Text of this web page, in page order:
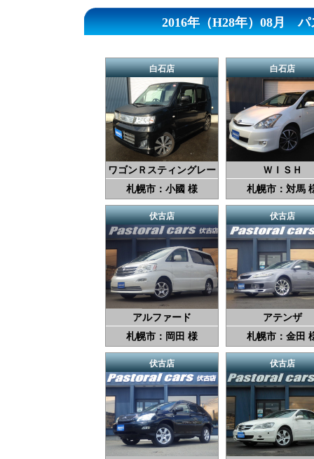
2016年（H28年）08月 パ
白石店
ワゴンＲスティングレー
札幌市：小國 様
白石店
ＷＩＳＨ
札幌市：対馬
伏古店
アルファード
札幌市：岡田 様
伏古店
アテンザ
札幌市：金田
伏古店 伏古店